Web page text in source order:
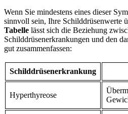
Wenn Sie mindestens ⁣eines dieser
⁢sinnvoll sein, Ihre Schilddrüsenwerte
Tabelle lässt sich die Beziehung
Schilddrüsenerkrankungen und​ den
gut zusammenfassen:
Schilddrüsenerkrankung
Hyperthyreose